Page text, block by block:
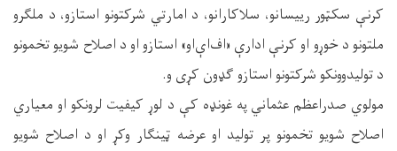
کرنې سکټور رییسانو، سلاکارانو، د امارتي شرکتونو استازو، د ملګرو
ملتونو د خوړو او کرنې ادارې «اف‌اې‌او» استازو او د اصلاح شویو تخمونو
د تولیدوونکو شرکتونو استازو ګډون کړی و.
مولوي صدراعظم عثماني په غونډه کې د لوړ کیفیت لرونکو او معیاري
اصلاح شویو تخمونو پر تولید او عرضه ټینګار وکړ او د اصلاح شویو